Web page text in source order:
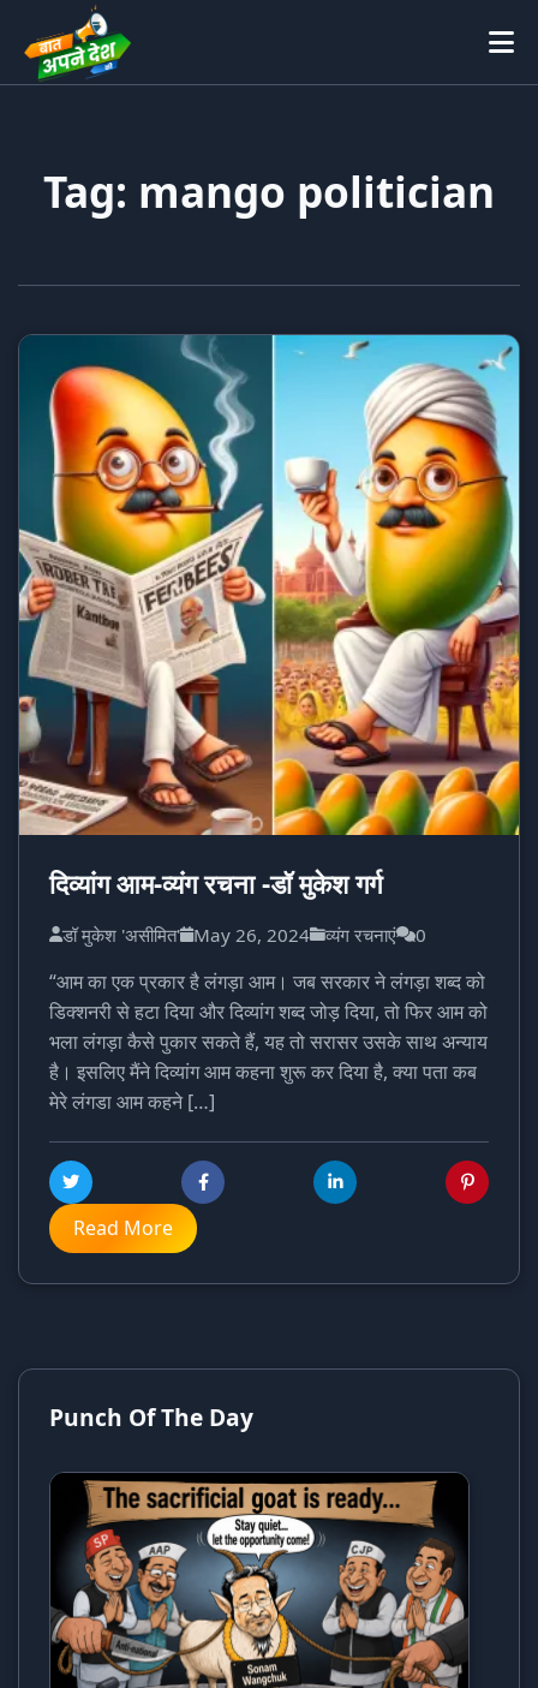
Tag: mango politician
दिव्यांग आम-व्यंग रचना -डॉ मुकेश गर्ग
डॉ मुकेश 'असीमित' May 26, 2024 व्यंग रचनाएं 0
“आम का एक प्रकार है लंगड़ा आम। जब सरकार ने लंगड़ा शब्द को
डिक्शनरी से हटा दिया और दिव्यांग शब्द जोड़ दिया, तो फिर आम को
भला लंगड़ा कैसे पुकार सकते हैं, यह तो सरासर उसके साथ अन्याय
है। इसलिए मैंने दिव्यांग आम कहना शुरू कर दिया है, क्या पता कब
मेरे लंगडा आम कहने […]
Read More
Punch Of The Day